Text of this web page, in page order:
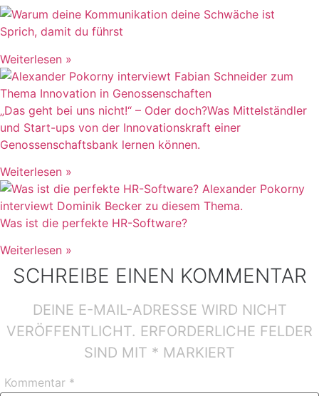
Sprich, damit du führst
Weiterlesen »
„Das geht bei uns nicht!“ – Oder doch?Was Mittelständler
und Start-ups von der Innovationskraft einer
Genossenschaftsbank lernen können.
Weiterlesen »
Was ist die perfekte HR-Software?
Weiterlesen »
SCHREIBE EINEN KOMMENTAR
DEINE E-MAIL-ADRESSE WIRD NICHT
VERÖFFENTLICHT. ERFORDERLICHE FELDER
SIND MIT * MARKIERT
Kommentar *